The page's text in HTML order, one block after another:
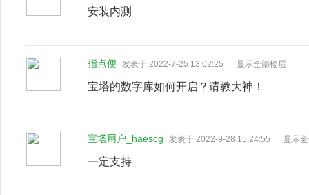
安装内测
指点便 发表于 2022-7-25 13:02:25 显示全部楼层
宝塔的数字库如何开启？请教大神！
宝塔用户_haescg 发表于 2022-9-28 15:24:55 显示
一定支持